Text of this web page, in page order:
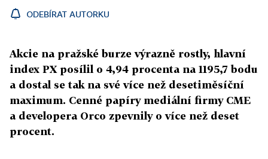
ODEBÍRAT AUTORKU
Akcie na pražské burze výrazně rostly, hlavní
index PX posílil o 4,94 procenta na 1195,7 bodu
a dostal se tak na své více než desetiměsíční
maximum. Cenné papíry mediální firmy CME
a developera Orco zpevnily o více než deset
procent.